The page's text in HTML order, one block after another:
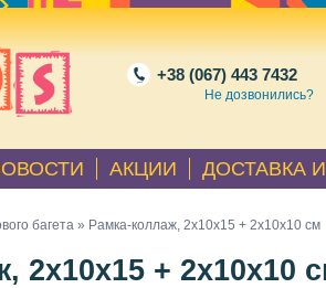
+38 (067) 443 7432
Не дозвонились?
АКЦИИ ДОСТАВКА
багета » Рамка-коллаж, 2х10х15 + 2x10x10 см
2х10х15 + 2x10x10